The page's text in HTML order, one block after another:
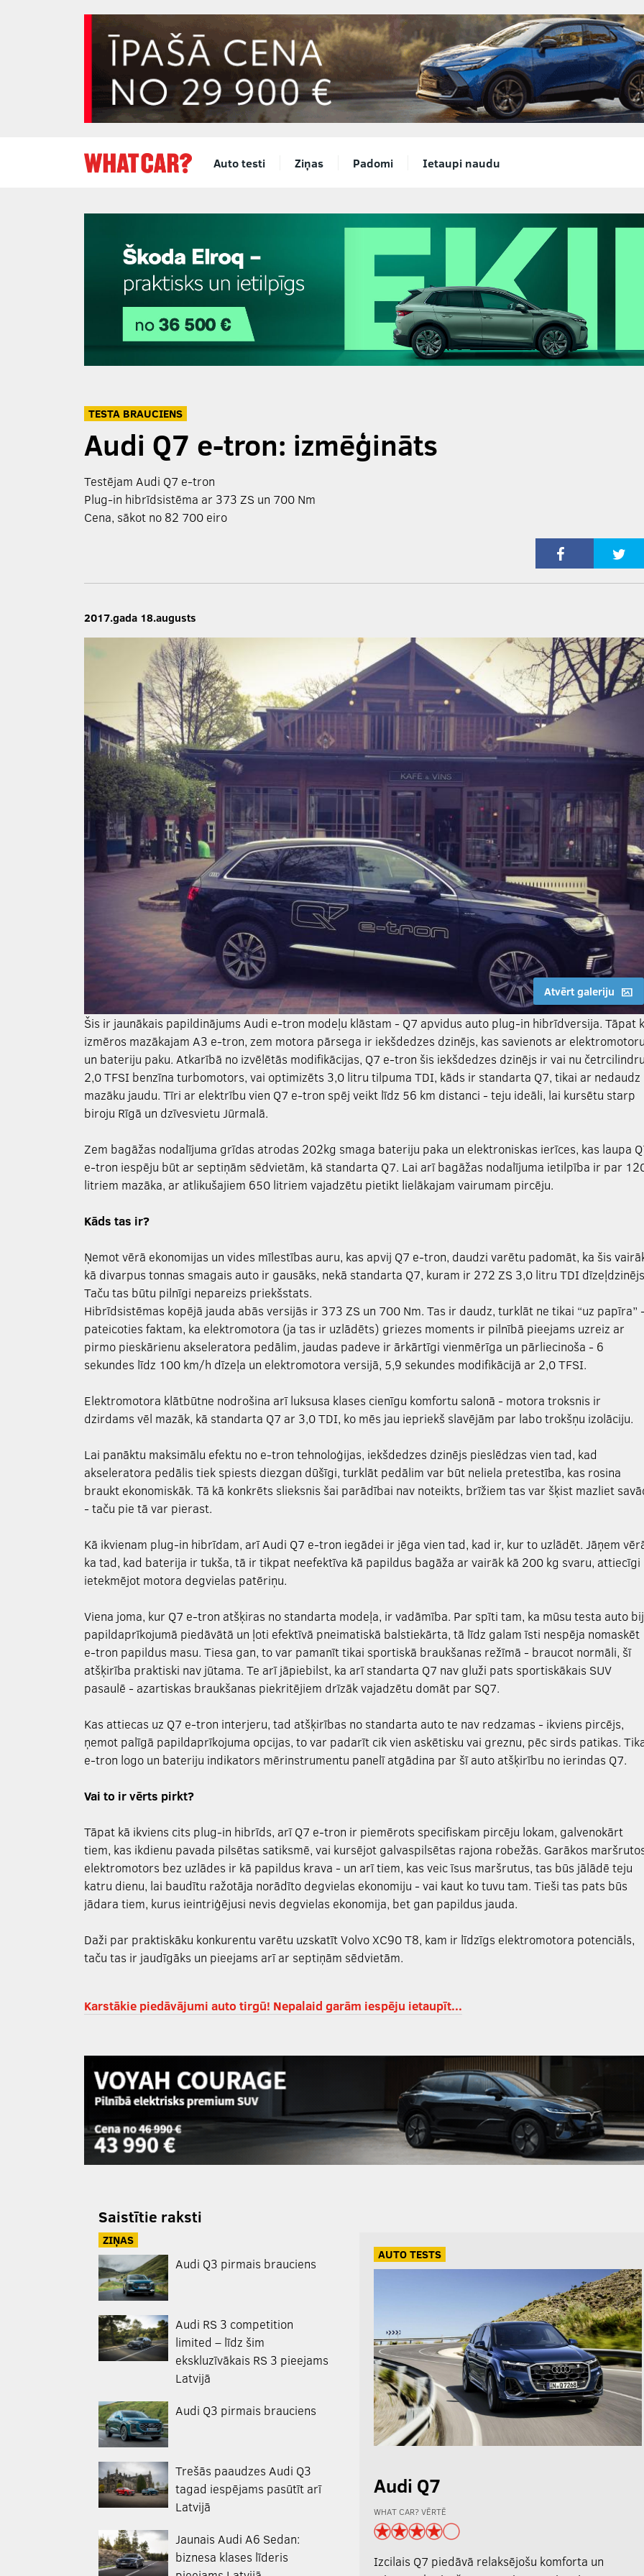
Auto testi Ziņas Padomi Ietaupi naudu
TESTA BRAUCIENS
Audi Q7 e-tron: izmēģināts
Testējam Audi Q7 e-tron
Plug-in hibrīdsistēma ar 373 ZS un 700 Nm
Cena, sākot no 82 700 eiro
2017.gada 18.augusts
Atvērt galeriju
Šis ir jaunākais papildinājums Audi e-tron modeļu klāstam - Q7 apvidus auto plug-in hibrīdversija. Tāpat
izmēros mazākajam A3 e-tron, zem motora pārsega ir iekšdedzes dzinējs, kas savienots ar elektromotoru
un bateriju paku. Atkarībā no izvēlētās modifikācijas, Q7 e-tron šis iekšdedzes dzinējs ir vai nu četrcilindru
2,0 TFSI benzīna turbomotors, vai optimizēts 3,0 litru tilpuma TDI, kāds ir standarta Q7, tikai ar nedaudz
mazāku jaudu. Tīri ar elektrību vien Q7 e-tron spēj veikt līdz 56 km distanci - teju ideāli, lai kursētu starp
biroju Rīgā un dzīvesvietu Jūrmalā.
Zem bagāžas nodalījuma grīdas atrodas 202kg smaga bateriju paka un elektroniskas ierīces, kas laupa
e-tron iespēju būt ar septiņām sēdvietām, kā standarta Q7. Lai arī bagāžas nodalījuma ietilpība ir par
litriem mazāka, ar atlikušajiem 650 litriem vajadzētu pietikt lielākajam vairumam pircēju.
Kāds tas ir?
Ņemot vērā ekonomijas un vides mīlestības auru, kas apvij Q7 e-tron, daudzi varētu padomāt, ka šis
kā divarpus tonnas smagais auto ir gausāks, nekā standarta Q7, kuram ir 272 ZS 3,0 litru TDI
Taču tas būtu pilnīgi nepareizs priekšstats.
Hibrīdsistēmas kopējā jauda abās versijās ir 373 ZS un 700 Nm. Tas ir daudz, turklāt ne tikai “uz papīra” -
pateicoties faktam, ka elektromotora (ja tas ir uzlādēts) griezes moments ir pilnībā pieejams uzreiz ar
pirmo pieskārienu akseleratora pedālim, jaudas padeve ir ārkārtīgi vienmērīga un pārliecinoša - 6
sekundes līdz 100 km/h dīzeļa un elektromotora versijā, 5,9 sekundes modifikācijā ar 2,0 TFSI.
Elektromotora klātbūtne nodrošina arī luksusa klases cienīgu komfortu salonā - motora troksnis ir
dzirdams vēl mazāk, kā standarta Q7 ar 3,0 TDI, ko mēs jau iepriekš slavējām par labo trokšņu izolāciju.
Lai panāktu maksimālu efektu no e-tron tehnoloģijas, iekšdedzes dzinējs pieslēdzas vien tad, kad
akseleratora pedālis tiek spiests diezgan dūšīgi, turklāt pedālim var būt neliela pretestība, kas rosina
braukt ekonomiskāk. Tā kā konkrēts slieksnis šai parādībai nav noteikts, brīžiem tas var šķist mazliet
- taču pie tā var pierast.
Kā ikvienam plug-in hibrīdam, arī Audi Q7 e-tron iegādei ir jēga vien tad, kad ir, kur to uzlādēt. Jāņem
ka tad, kad baterija ir tukša, tā ir tikpat neefektīva kā papildus bagāža ar vairāk kā 200 kg svaru, attiecīgi
ietekmējot motora degvielas patēriņu.
Viena joma, kur Q7 e-tron atšķiras no standarta modeļa, ir vadāmība. Par spīti tam, ka mūsu testa auto
papildaprīkojumā piedāvātā un ļoti efektīvā pneimatiskā balstiekārta, tā līdz galam īsti nespēja nomaskēt
e-tron papildus masu. Tiesa gan, to var pamanīt tikai sportiskā braukšanas režīmā - braucot normāli, šī
atšķirība praktiski nav jūtama. Te arī jāpiebilst, ka arī standarta Q7 nav gluži pats sportiskākais SUV
pasaulē - azartiskas braukšanas piekritējiem drīzāk vajadzētu domāt par SQ7.
Kas attiecas uz Q7 e-tron interjeru, tad atšķirības no standarta auto te nav redzamas - ikviens pircējs,
ņemot palīgā papildaprīkojuma opcijas, to var padarīt cik vien askētisku vai greznu, pēc sirds patikas.
e-tron logo un bateriju indikators mērinstrumentu panelī atgādina par šī auto atšķirību no ierindas Q7.
Vai to ir vērts pirkt?
Tāpat kā ikviens cits plug-in hibrīds, arī Q7 e-tron ir piemērots specifiskam pircēju lokam, galvenokārt
tiem, kas ikdienu pavada pilsētas satiksmē, vai kursējot galvaspilsētas rajona robežās. Garākos
elektromotors bez uzlādes ir kā papildus krava - un arī tiem, kas veic īsus maršrutus, tas būs jālādē teju
katru dienu, lai baudītu ražotāja norādīto degvielas ekonomiju - vai kaut ko tuvu tam. Tieši tas pats būs
jādara tiem, kurus ieintriģējusi nevis degvielas ekonomija, bet gan papildus jauda.
Daži par praktiskāku konkurentu varētu uzskatīt Volvo XC90 T8, kam ir līdzīgs elektromotora potenciāls,
taču tas ir jaudīgāks un pieejams arī ar septiņām sēdvietām.
Karstākie piedāvājumi auto tirgū! Nepalaid garām iespēju ietaupīt...
Saistītie raksti
AUTO TESTS
Audi Q7
WHAT CAR? VĒRTĒ
Izcilais Q7 piedāvā relaksējošu komforta un
ZIŅAS
Audi Q3 pirmais brauciens
Audi RS 3 competition
limited – līdz šim
ekskluzīvākais RS 3 pieejams
Latvijā
Audi Q3 pirmais brauciens
Trešās paaudzes Audi Q3
tagad iespējams pasūtīt arī
Latvijā
Jaunais Audi A6 Sedan:
biznesa klases līderis